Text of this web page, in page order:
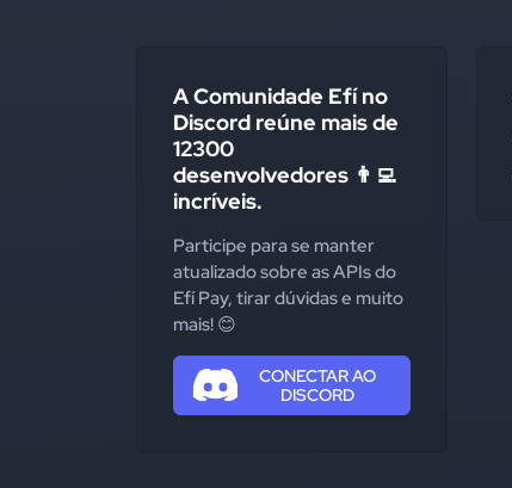
A Comunidade Efí no
Discord reúne mais de
12300
desenvolvedores 👨‍💻
incríveis.
Participe para se manter
atualizado sobre as APIs do
Efí Pay, tirar dúvidas e muito
mais! 😊
CONECTAR AO
DISCORD